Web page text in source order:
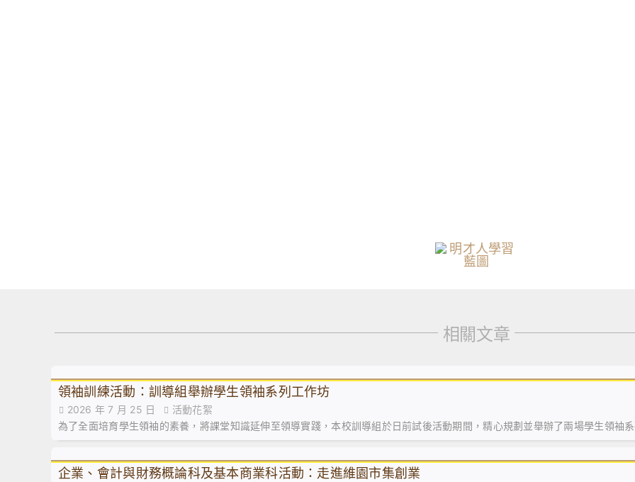
相關文章
領袖訓練活動：訓導組舉辦學生領袖系列工作坊
2026 年 7 月 25 日
活動花絮
為了全面培育學生領袖的素養，將課堂知識延伸至領導實踐，本校訓導組於日前試後活動期間，精心規劃並舉辦了兩場學生領袖系
企業、會計與財務概論科及基本商業科活動：走進維園市集創業